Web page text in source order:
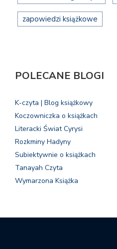
zapowiedzi książkowe
POLECANE BLOGI
K-czyta | Blog książkowy
Koczowniczka o książkach
Literacki Świat Cyrysi
Rozkminy Hadyny
Subiektywnie o książkach
Tanayah Czyta
Wymarzona Książka